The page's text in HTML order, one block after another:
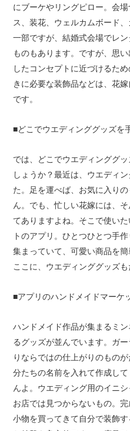
にブーケやリングピロー。会
ス、装花、ウェルカムボード
一部ですが、結婚式会場でレ
ものもあります。ですが、思
したコンセプトに近づけるた
きに必要な装飾品などは、花
です。
■どこでウエディンググッズを
では、どこでウエディンググ
しょうか？最近は、ウエディ
た。足を運べば、お気に入り
ん。でも、忙しい花嫁には、
てありますよね。そこで使い
トのアプリ。ひとつひとつ手
集まっていて、可愛い商品を
ここに、ウエディンググッズ
■アプリのハンドメイドマーケ
ハンドメイド作品が集まるミ
るグッズが並んでいます。ガ
りならではの仕上がりのもの
分たちの名前を入れて作成し
んよ。ウエディング用のイニ
お店では見つからないもの。
小物を買ってきて自分で装飾